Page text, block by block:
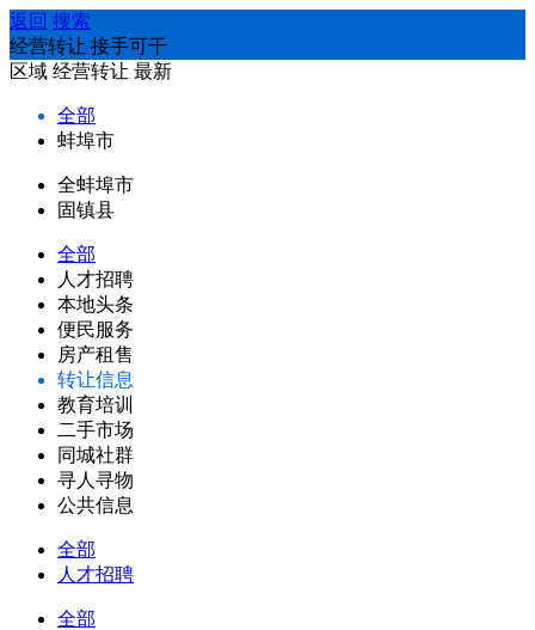
返回 搜索
经营转让 接手可干
区域 经营转让 最新
全部
蚌埠市
全蚌埠市
固镇县
全部
人才招聘
本地头条
便民服务
房产租售
转让信息
教育培训
二手市场
同城社群
寻人寻物
公共信息
全部
人才招聘
全部